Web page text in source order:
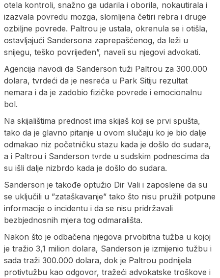
otela kontroli, snažno ga udarila i oborila, nokautirala i
izazvala povredu mozga, slomljena četiri rebra i druge
ozbiljne povrede. Paltrou je ustala, okrenula se i otišla,
ostavljajući Sandersona zaprepašćenog, da leži u
snijegu, teško povrijeđen”, naveli su njegovi advokati.
Agencija navodi da Sanderson tuži Paltrou za 300.000
dolara, tvrdeći da je nesreća u Park Sitiju rezultat
nemara i da je zadobio fizičke povrede i emocionalnu
bol.
Na skijalištima prednost ima skijaš koji se prvi spušta,
tako da je glavno pitanje u ovom slučaju ko je bio dalje
odmakao niz početničku stazu kada je došlo do sudara,
a i Paltrou i Sanderson tvrde u sudskim podnescima da
su išli dalje nizbrdo kada je došlo do sudara.
Sanderson je takođe optužio Dir Vali i zaposlene da su
se uključili u ”zataškavanje” tako što nisu pružili potpune
informacije o incidentu i da se nisu pridržavali
bezbjednosnih mjera tog odmarališta.
Nakon što je odbačena njegova prvobitna tužba u kojoj
je tražio 3,1 milion dolara, Sanderson je izmijenio tužbu i
sada traži 300.000 dolara, dok je Paltrou podnijela
protivtužbu kao odgovor, tražeći advokatske troškove i